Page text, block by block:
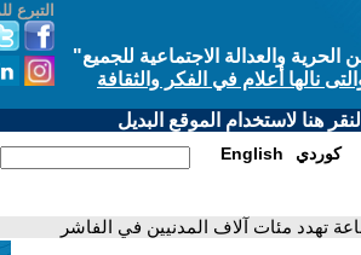
التبرع
والعدالة الاجتماعية للجميع"
نالها أعلام في الفكر والثقافة
هنا لاستخدام الموقع البديل
English كوردي
تهدد مئات آلاف المدنيين في الفاشر